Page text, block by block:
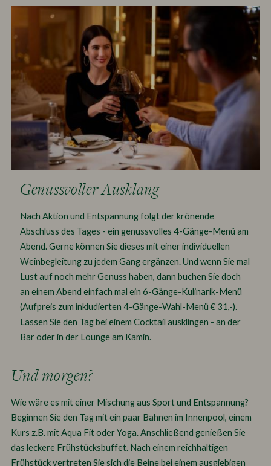
Genussvoller Ausklang
Nach Aktion und Entspannung folgt der krönende
Abschluss des Tages - ein genussvolles 4-Gänge-Menü am
Abend. Gerne können Sie dieses mit einer individuellen
Weinbegleitung zu jedem Gang ergänzen. Und wenn Sie mal
Lust auf noch mehr Genuss haben, dann buchen Sie doch
an einem Abend einfach mal ein 6-Gänge-Kulinarik-Menü
(Aufpreis zum inkludierten 4-Gänge-Wahl-Menü € 31,-).
Lassen Sie den Tag bei einem Cocktail ausklingen - an der
Bar oder in der Lounge am Kamin.
Und morgen?
Wie wäre es mit einer Mischung aus Sport und Entspannung?
Beginnen Sie den Tag mit ein paar Bahnen im Innenpool, einem
Kurs z.B. mit Aqua Fit oder Yoga. Anschließend genießen Sie
das leckere Frühstücksbuffet. Nach einem reichhaltigen
Frühstück vertreten Sie sich die Beine bei einem ausgiebigen